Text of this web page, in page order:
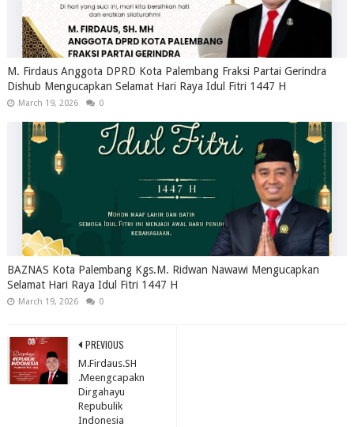
M. Firdaus Anggota DPRD Kota Palembang Fraksi Partai Gerindra
Dishub Mengucapkan Selamat Hari Raya Idul Fitri 1447 H
March 19, 2026 0
BAZNAS Kota Palembang Kgs.M. Ridwan Nawawi Mengucapkan
Selamat Hari Raya Idul Fitri 1447 H
March 19, 2026 0
PREVIOUS
M.Firdaus.SH
.Meengcapakn
Dirgahayu
Repubulik
Indonesia